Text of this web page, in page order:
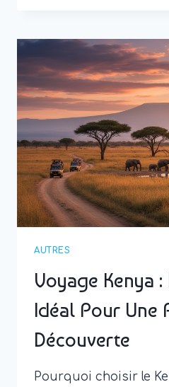
:
VOYAGER
AVEC
DU
SUD
AU
NORD
AUTRES
Voyage Kenya
Idéal Pour Une
Découverte
Pourquoi choisir le